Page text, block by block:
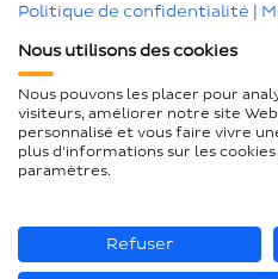
Mentions légales
Protection des données
Plan du site
Politique de confidentialité |
Nous utilisons des cookies
Nous pouvons les placer pour
visiteurs, améliorer notre site
personnalisé et vous faire vivre
plus d'informations sur les
paramètres.
Refuser